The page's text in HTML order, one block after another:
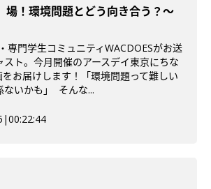
場！環境問題とどう向き合う？〜
専門学生コミュニティWACDOESがお送
スト。今月開催のアースデイ東京にちな
お届けします！「環境問題って難しい
ないかも」 そんな...
|00:22:44